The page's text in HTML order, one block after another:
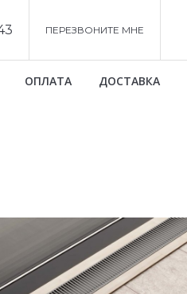
ПЕРЕЗВОНИТЕ МНЕ
ОПЛАТА ДОСТАВКА